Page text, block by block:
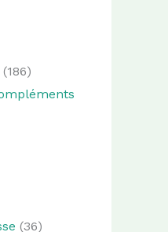
(186)
(36)